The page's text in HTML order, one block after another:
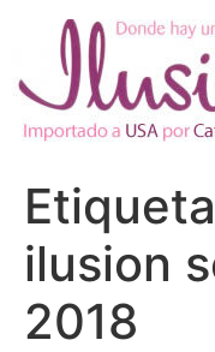
contenido
ilusion
2018